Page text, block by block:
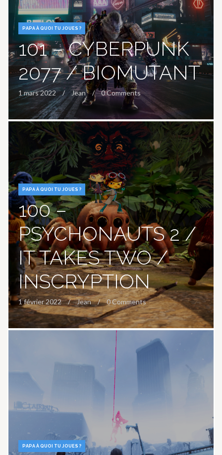
PAPA À QUOI TU JOUES ?
101 – CYBERPUNK
2077 / BIOMUTANT
1 mars 2022 Jean 0 Comments
PAPA À QUOI TU JOUES ?
100 –
PSYCHONAUTS 2 /
IT TAKES TWO /
INSCRYPTION
1 février 2022 Jean 0 Comments
PAPA À QUOI TU JOUES ?